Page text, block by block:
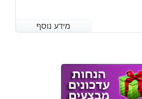
מידע נוסף
מידע נוסף